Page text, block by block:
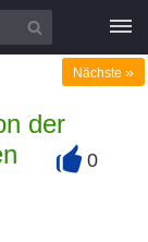
der
Nächste »
0